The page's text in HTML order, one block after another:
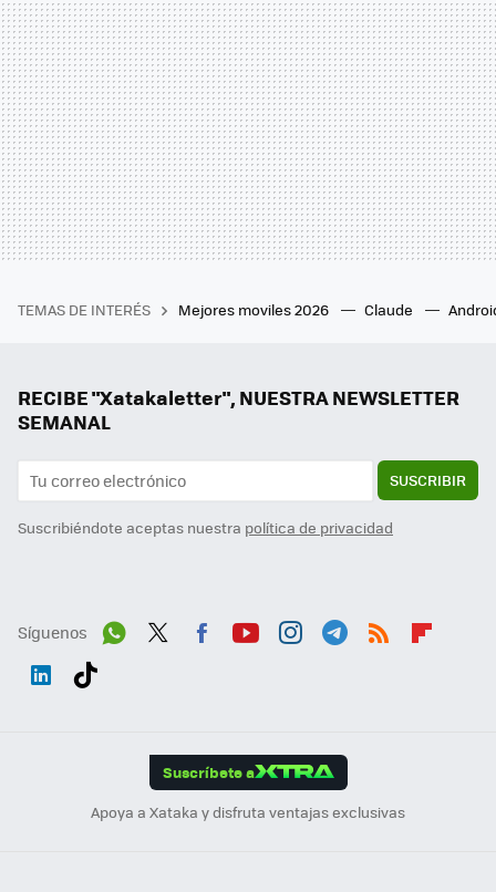
TEMAS DE INTERÉS Mejores moviles 2026 Claude
RECIBE "Xatakaletter", NUESTRA NEWSLETTER
SEMANAL
SUSCRIBIR
Suscribiéndote aceptas nuestra política de privacidad
Síguenos
Suscríbete a
Apoya a Xataka y disfruta ventajas exclusivas